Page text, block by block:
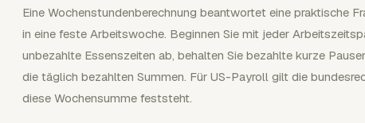
Eine Wochenstundenberechnung beantwortet eine praktische
in eine feste Arbeitswoche. Beginnen Sie mit jeder
unbezahlte Essenszeiten ab, behalten Sie bezahlte kurze
die täglich bezahlten Summen. Für US-Payroll gilt die
diese Wochensumme feststeht.